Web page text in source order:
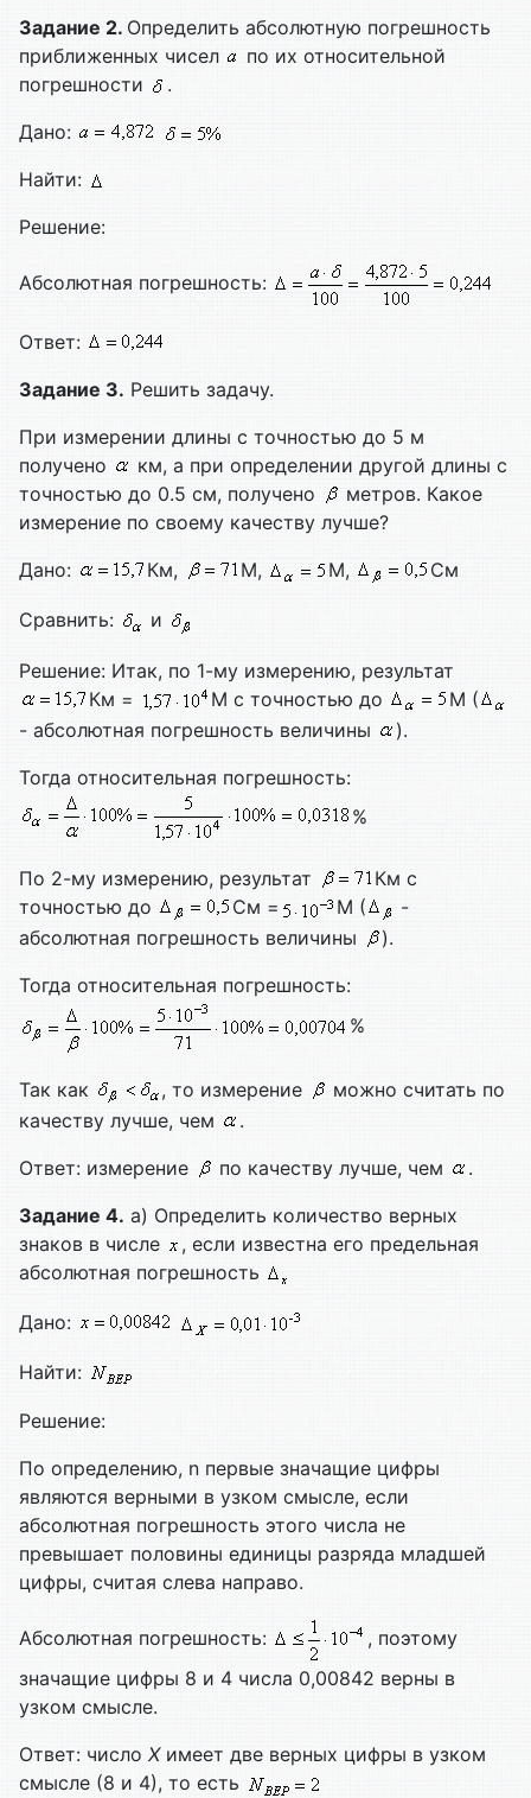
Задание 2. Определить абсолютную погрешность
приближенных чисел
по их относительной
погрешности
.
Дано:
Найти:
Решение:
Абсолютная погрешность:
Ответ:
Задание 3. Решить задачу.
При измерении длины с точностью до 5 м
получено
км, а при определении другой длины с
точностью до 0.5 см, получено
метров. Какое
измерение по своему качеству лучше?
Дано:
Км, М, М, См
Сравнить: и
Решение: Итак, по 1-му измерению, результат
Км =
М с точностью до
М (
- абсолютная погрешность величины
).
Тогда относительная погрешность:
%
По 2-му измерению, результат
Км с
точностью до
См = М (
-
абсолютная погрешность величины
).
Тогда относительная погрешность:
%
Так как , то измерение
можно считать по
качеству лучше, чем
.
Ответ: измерение
по качеству лучше, чем .
Задание 4. а) Определить количество верных
знаков в числе
, если известна его предельная
абсолютная погрешность
Дано:
Найти:
Решение:
По определению, n первые значащие цифры
являются верными в узком смысле, если
абсолютная погрешность этого числа не
превышает половины единицы разряда младшей
цифры, считая слева направо.
Абсолютная погрешность:
, поэтому
значащие цифры 8 и 4 числа 0,00842 верны в
узком смысле.
Ответ: число Xимеет две верных цифры в узком
смысле (8 и 4), то есть